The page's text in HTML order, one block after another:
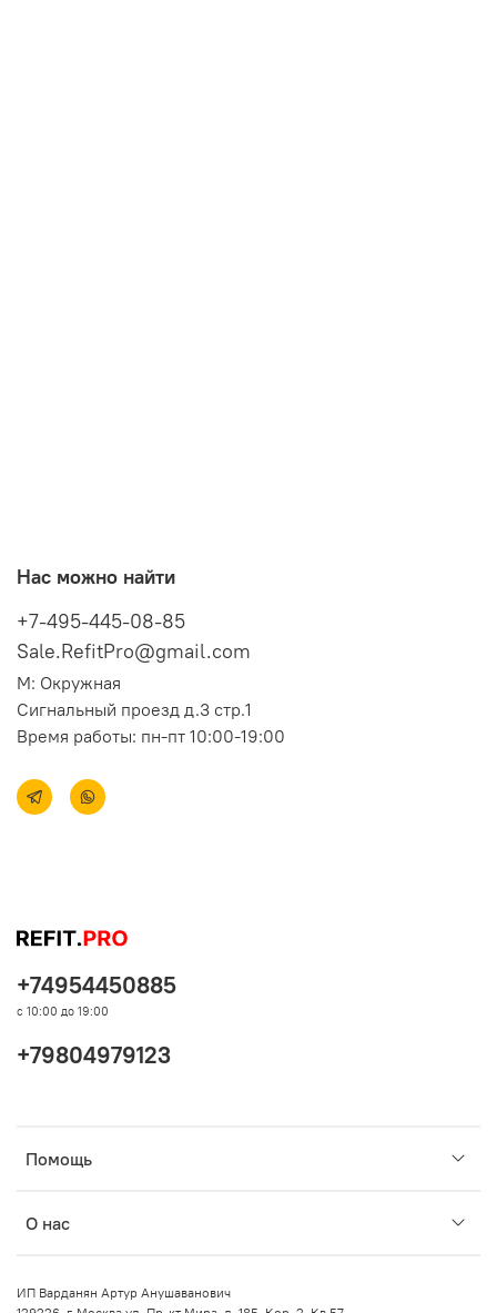
Нас можно найти
+7-495-445-08-85
Sale.RefitPro@gmail.com
М: Окружная
Сигнальный проезд д.3 стр.1
Время работы: пн-пт 10:00-19:00
Помощь
О нас
+74954450885
с 10:00 до 19:00
+79804979123
ИП Варданян Артур Анушаванович